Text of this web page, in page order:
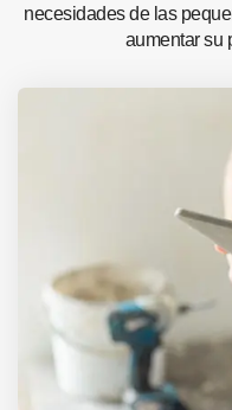
necesidades de las
aumentar su